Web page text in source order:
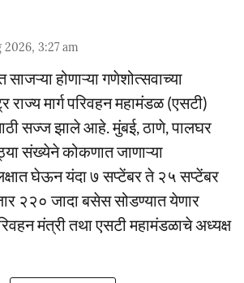
2026, 3:27 am
साजऱ्या होणाऱ्या गणेशोत्सवाच्या
राज्य मार्ग परिवहन महामंडळ (एसटी)
सज्ज झाले आहे. मुंबई, ठाणे, पालघर
संख्येने कोकणात जाणाऱ्या
लक्षात घेऊन यंदा ७ सप्टेंबर ते २५ सप्टेंबर
२२० जादा बसेस सोडण्यात येणार
मंत्री तथा एसटी महामंडळाचे अध्यक्ष